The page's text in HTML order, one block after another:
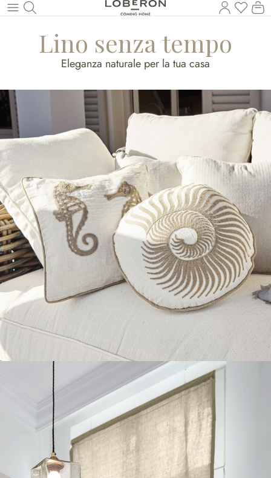
Torna al contenuto principale
Hai 0Il
Lino senza tempo
Eleganza naturale per la tua casa